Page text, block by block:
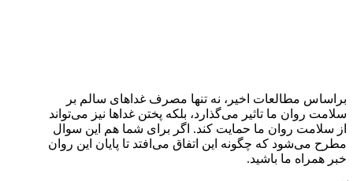
براساس مطالعات اخیر، نه تنها مصرف غداهای سالم بر
سلامت روان ما تاثیر می‌گذارد، بلکه پختن غداها نیز می‌تواند
از سلامت روان ما حمایت کند. اگر برای شما هم این سوال
مطرح می‌شود که چگونه این اتفاق می‌افتد تا پایان این روان
خبر همراه ما باشید.